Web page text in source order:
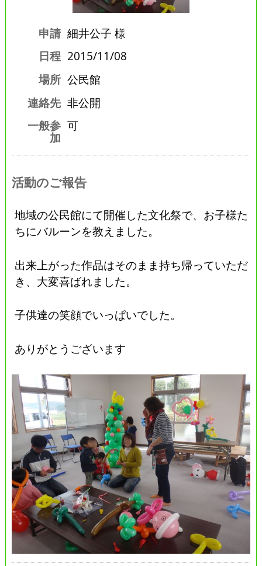
申請 細井公子 様
日程 2015/11/08
場所 公民館
連絡先 非公開
一般参
加
可
活動のご報告
地域の公民館にて開催した文化祭で、お子様た
ちにバルーンを教えました。
出来上がった作品はそのまま持ち帰っていただ
き、大変喜ばれました。
子供達の笑顔でいっぱいでした。
ありがとうございます